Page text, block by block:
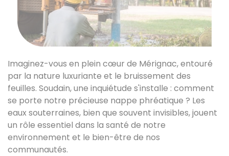
Imaginez-vous en plein cœur de Mérignac, entouré
par la nature luxuriante et le bruissement des
feuilles. Soudain, une inquiétude s'installe : comment
se porte notre précieuse nappe phréatique ? Les
eaux souterraines, bien que souvent invisibles, jouent
un rôle essentiel dans la santé de notre
environnement et le bien-être de nos
communautés.